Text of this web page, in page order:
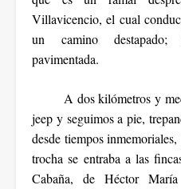
Villavicencio, el cual
un camino
pavimentada.
A dos kilómetros y
jeep y seguimos a pie,
desde tiempos
trocha se entraba a las
Cabaña, de Héctor